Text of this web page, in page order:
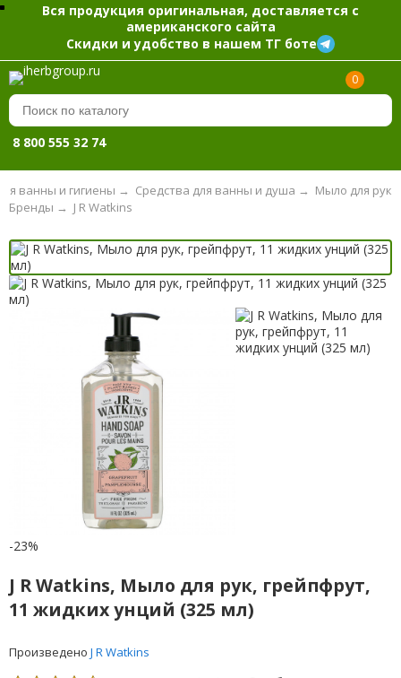
Вся продукция оригинальная, доставляется с
американского сайта
Скидки и удобство в нашем ТГ боте
0
8 800 555 32 74
ванны и гигиены → Средства для ванны и душа → Мыло для рук
J R Watkins
Бренды →
-23%
J R Watkins, Мыло для рук, грейпфрут,
11 жидких унций (325 мл)
Произведено J R Watkins